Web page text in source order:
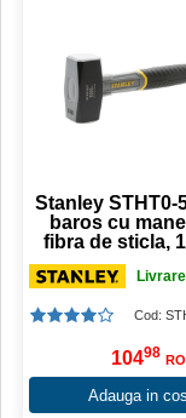
Stanley STHT0-
baros cu
fibra de sticla,
Cod:
10498
Adauga in cos